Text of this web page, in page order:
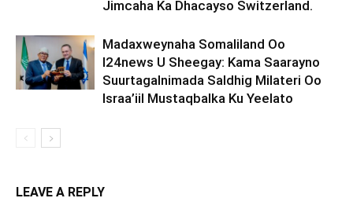
Jimcaha Ka Dhacayso Switzerland.
Madaxweynaha Somaliland Oo
I24news U Sheegay: Kama Saarayno
Suurtagalnimada Saldhig Milateri Oo
Israa’iil Mustaqbalka Ku Yeelato
LEAVE A REPLY